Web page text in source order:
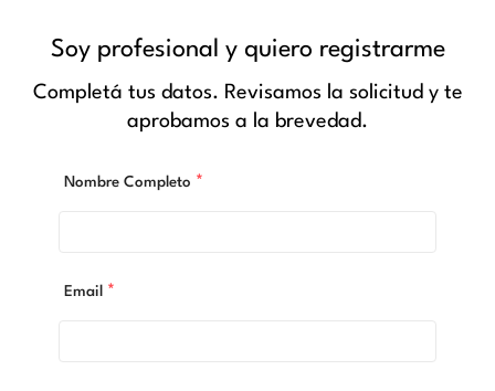
Soy profesional y quiero registrarme
Completá tus datos. Revisamos la solicitud y te
aprobamos a la brevedad.
Nombre Completo *
Email *